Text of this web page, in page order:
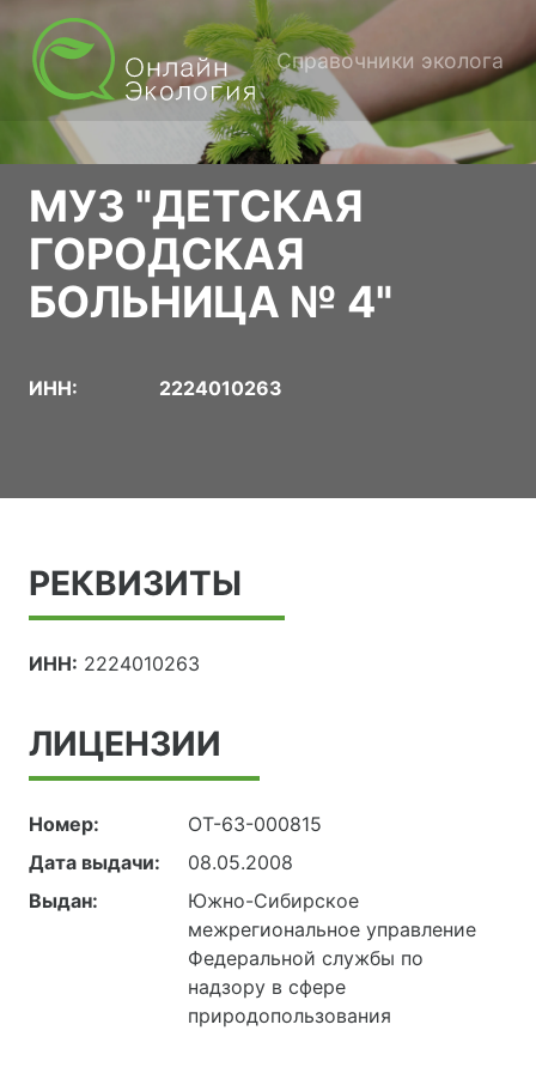
Справочники эколога
МУЗ "ДЕТСКАЯ
ГОРОДСКАЯ
БОЛЬНИЦА № 4"
ИНН: 2224010263
РЕКВИЗИТЫ
ИНН: 2224010263
ЛИЦЕНЗИИ
Номер:
ОТ-63-000815
Дата выдачи:
08.05.2008
Выдан:
Южно-Сибирское
межрегиональное управление
Федеральной службы по
надзору в сфере
природопользования